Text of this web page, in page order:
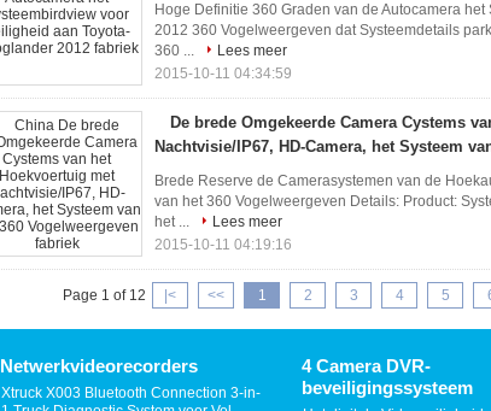
Hoge Definitie 360 Graden van de Autocamera
2012 360 Vogelweergeven dat Systeemdetails
360 ...
Lees meer
2015-10-11 04:34:59
De brede Omgekeerde Camera Cystems
Nachtvisie/IP67, HD-Camera, het Systeem
Brede Reserve de Camerasystemen van de
van het 360 Vogelweergeven Details: Product:
het ...
Lees meer
2015-10-11 04:19:16
Page 1 of 12 |< << 1 2 3 4 5
Netwerkvideorecorders
Xtruck X003 Bluetooth Connection 3-in-
4 Camera DVR-
beveiligingssysteem